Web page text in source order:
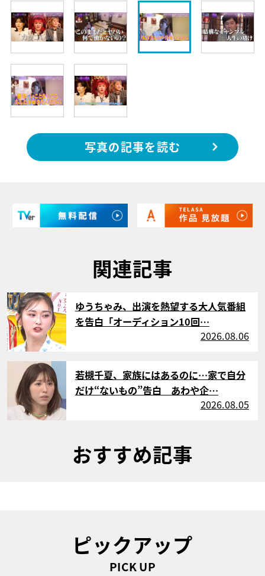
写真の記事を読む
関連記事
サムネイル
ゆうちゃみ、出演を熱望する大人気番組
を告白「オーディション10回…
2026.08.06
サムネイル
若槻千夏、家族にはあるのに…家で自分
だけ“ないもの”告白 あわや企…
2026.08.05
おすすめ記事
ピックアップ
PICK UP